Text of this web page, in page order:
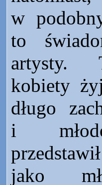
w
to
artysty.
kobiety
długo
i
jako